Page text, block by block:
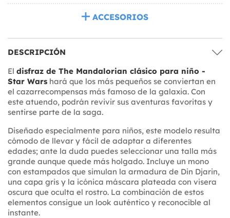
ACCESORIOS
DESCRIPCIÓN
El disfraz de The Mandalorian clásico para niño -
Star Wars hará que los más pequeños se conviertan en
el cazarrecompensas más famoso de la galaxia. Con
este atuendo, podrán revivir sus aventuras favoritas y
sentirse parte de la saga.
Diseñado especialmente para niños, este modelo resulta
cómodo de llevar y fácil de adaptar a diferentes
edades; ante la duda puedes seleccionar una talla más
grande aunque quede más holgado. Incluye un mono
con estampados que simulan la armadura de Din Djarin,
una capa gris y la icónica máscara plateada con visera
oscura que oculta el rostro. La combinación de estos
elementos consigue un look auténtico y reconocible al
instante.